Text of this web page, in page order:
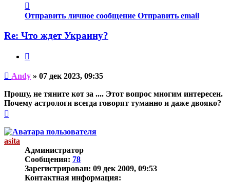
информация
пользователя
Отправить личное сообщение Отправить email
Re: Что ждет Украину?
Непрочитанное
сообщение
Andy » 07 дек 2023, 09:35
Прошу, не тяните кот за .... Этот вопрос многим интересен.
Почему астрологи всегда говорят туманно и даже двояко?
началу
asita
Администратор
Сообщения: 78
Зарегистрирован: 09 дек 2009, 09:53
Контактная информация: